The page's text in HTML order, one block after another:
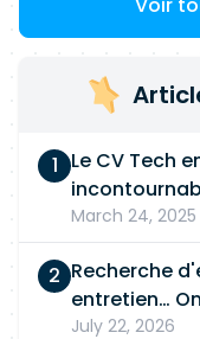
Le CV Tech
March 24, 2025
Recherche
entretien…
July 22, 2026